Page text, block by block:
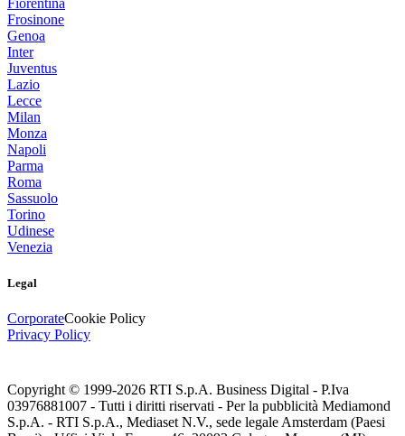
Fiorentina
Frosinone
Genoa
Inter
Juventus
Lazio
Lecce
Milan
Monza
Napoli
Parma
Roma
Sassuolo
Torino
Udinese
Venezia
Legal
CorporateCookie Policy
Privacy Policy
Copyright © 1999-2026 RTI S.p.A. Business Digital - P.Iva
03976881007 - Tutti i diritti riservati - Per la pubblicità Mediamond
S.p.A. - RTI S.p.A., Mediaset N.V., sede legale Amsterdam (Paesi